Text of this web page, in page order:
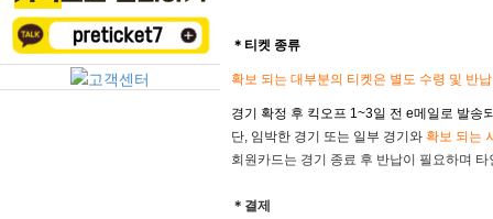
＊​ 티켓 종류
확보 되는 대부분의 티켓은 별도 수령 및 반
경기 확정 후 킥오프 1~3일 전 e메일로 발송
단, 임박한 경기 또는 일부 경기와 확보 되는
회원카드는 경기 종료 후 반납이 필요하며
＊결제